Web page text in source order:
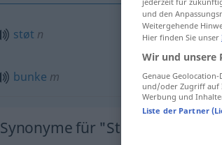
støt n
bunke m
Synonyme für "Stoß"
und den
Weitergehende
Hier finden Sie unser
Wir und unsere
Genaue
und/oder Zugriff auf
Werbung und
Liste der Partner